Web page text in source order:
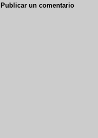
Publicar un comentario